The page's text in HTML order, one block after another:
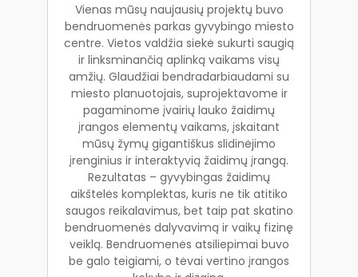
Vienas mūsų naujausių projektų buvo
bendruomenės parkas gyvybingo miesto
centre. Vietos valdžia siekė sukurti saugią
ir linksminančią aplinką vaikams visų
amžių. Glaudžiai bendradarbiaudami su
miesto planuotojais, suprojektavome ir
pagaminome įvairių lauko žaidimų
įrangos elementų vaikams, įskaitant
mūsų žymų gigantiškus slidinėjimo
įrenginius ir interaktyvią žaidimų įrangą.
Rezultatas – gyvybingas žaidimų
aikštelės komplektas, kuris ne tik atitiko
saugos reikalavimus, bet taip pat skatino
bendruomenės dalyvavimą ir vaikų fizinę
veiklą. Bendruomenės atsiliepimai buvo
be galo teigiami, o tėvai vertino įrangos